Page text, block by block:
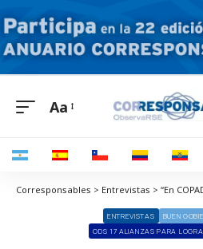
Aa
ENTREVISTAS BUEN
ODS 17 ALIANZAS PARA